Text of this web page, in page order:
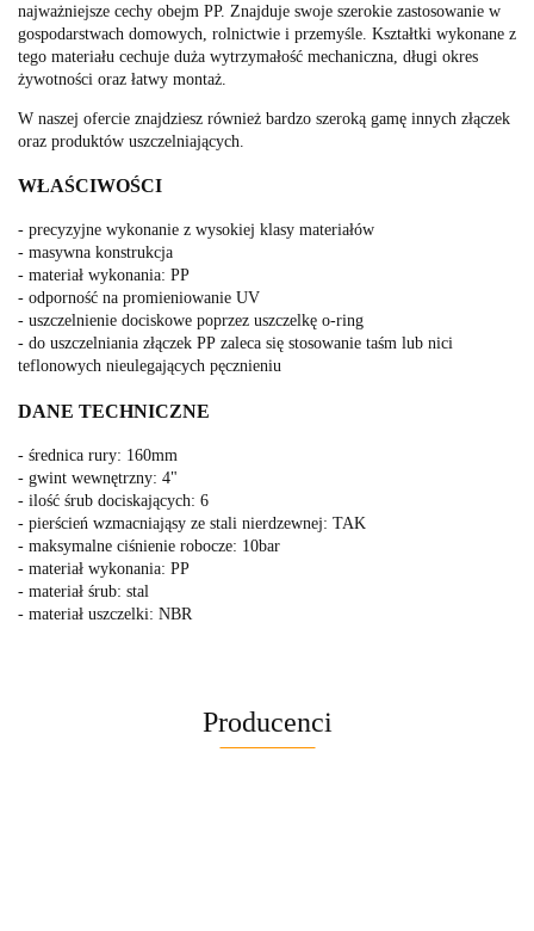
najważniejsze cechy obejm PP. Znajduje swoje szerokie zastosowanie w
gospodarstwach domowych, rolnictwie i przemyśle. Kształtki wykonane z
tego materiału cechuje duża wytrzymałość mechaniczna, długi okres
żywotności oraz łatwy montaż.
W naszej ofercie znajdziesz również bardzo szeroką gamę innych złączek
oraz produktów uszczelniających.
WŁAŚCIWOŚCI
- precyzyjne wykonanie z wysokiej klasy materiałów
- masywna konstrukcja
- materiał wykonania: PP
- odporność na promieniowanie UV
- uszczelnienie dociskowe poprzez uszczelkę o-ring
- do uszczelniania złączek PP zaleca się stosowanie taśm lub nici
teflonowych nieulegających pęcznieniu
DANE TECHNICZNE
- średnica rury: 160mm
- gwint wewnętrzny: 4"
- ilość śrub dociskających: 6
- pierścień wzmacniająsy ze stali nierdzewnej: TAK
- maksymalne ciśnienie robocze: 10bar
- materiał wykonania: PP
- materiał śrub: stal
- materiał uszczelki: NBR
Producenci